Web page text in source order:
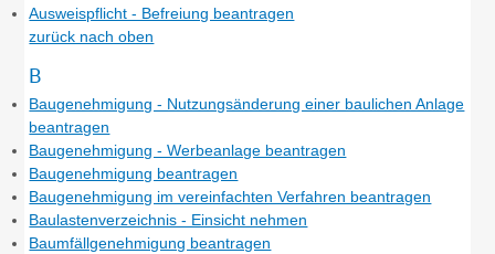
Ausweispflicht - Befreiung beantragen
zurück nach oben
B
Baugenehmigung - Nutzungsänderung einer baulichen Anlage
beantragen
Baugenehmigung - Werbeanlage beantragen
Baugenehmigung beantragen
Baugenehmigung im vereinfachten Verfahren beantragen
Baulastenverzeichnis - Einsicht nehmen
Baumfällgenehmigung beantragen